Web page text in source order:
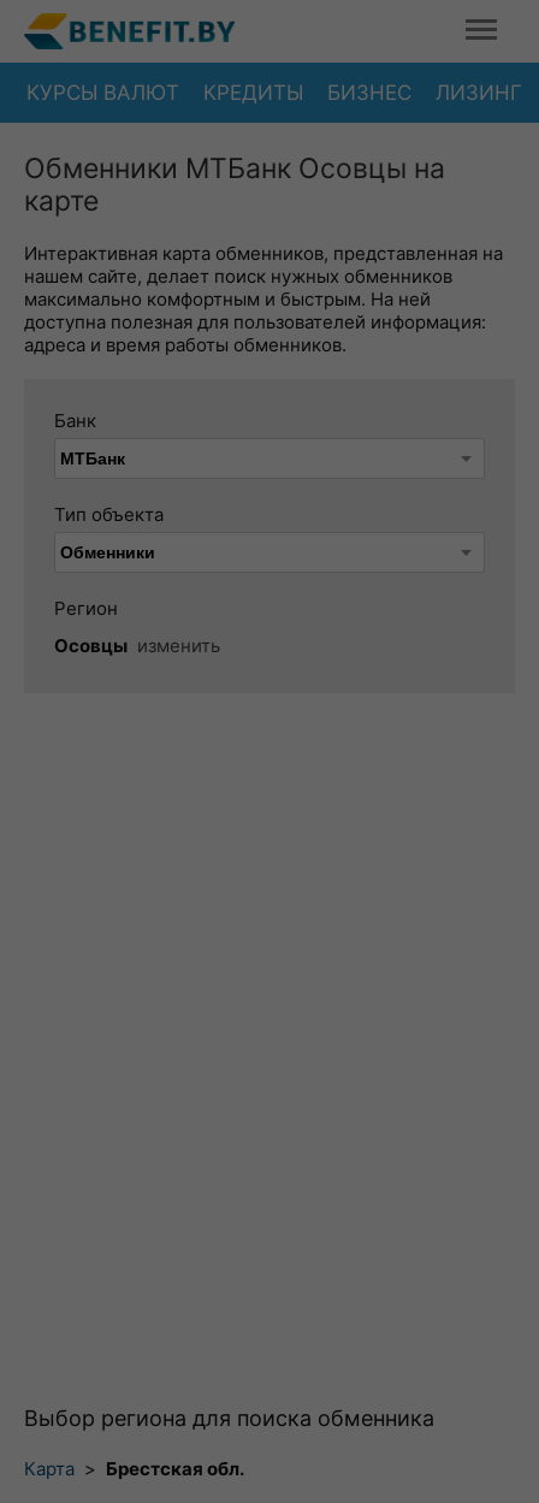
КУРСЫ ВАЛЮТ КРЕДИТЫ БИЗНЕС ЛИЗИНГ
Обменники МТБанк Осовцы на
карте
Интерактивная карта обменников, представленная на
нашем сайте, делает поиск нужных обменников
максимально комфортным и быстрым. На ней
доступна полезная для пользователей информация:
адреса и время работы обменников.
Банк
Тип объекта
Регион
Осовцы изменить
Выбор региона для поиска обменника
Карта > Брестская обл.